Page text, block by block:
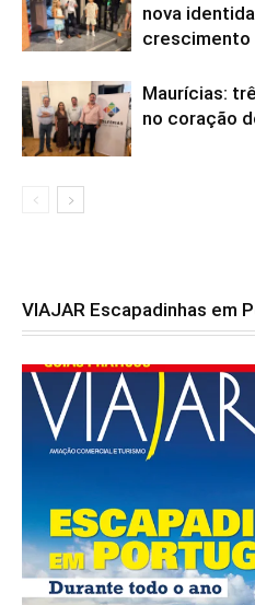
nova
crescimento
Maurícias:
no coração
VIAJAR Escapadinhas em